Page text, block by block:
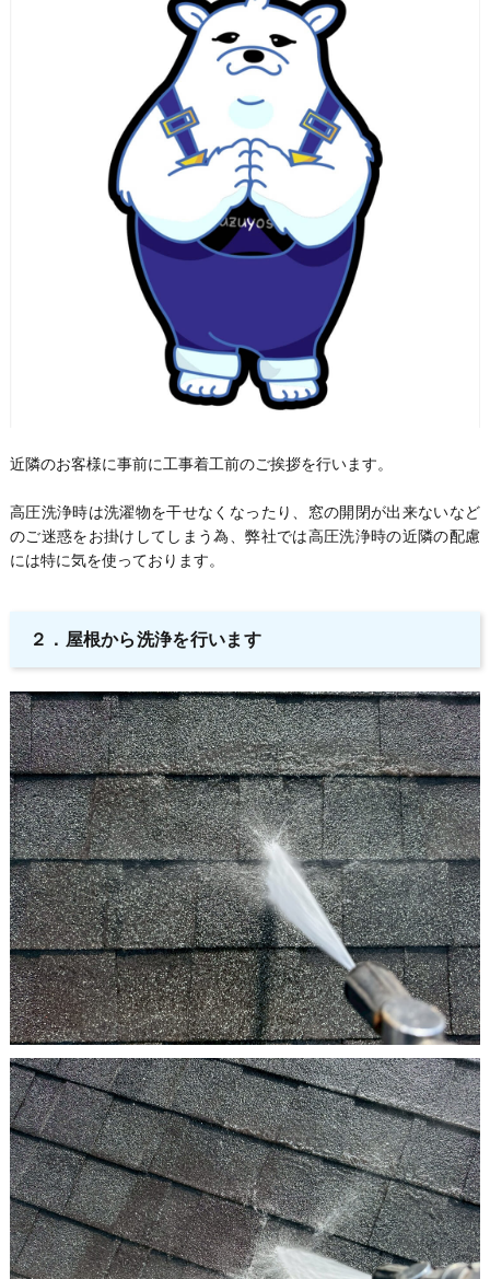
近隣のお客様に事前に工事着工前のご挨拶を行います。
高圧洗浄時は洗濯物を干せなくなったり、窓の開閉が出来ないなど
のご迷惑をお掛けしてしまう為、弊社では高圧洗浄時の近隣の配慮
には特に気を使っております。
２． 屋根から洗浄を行います